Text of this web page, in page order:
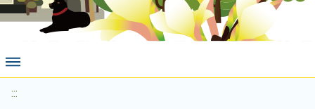
:::